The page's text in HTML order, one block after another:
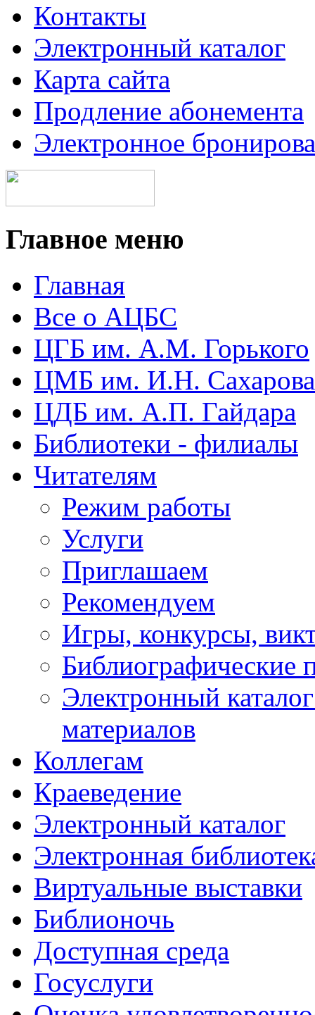
Контакты
Электронный каталог
Карта сайта
Продление абонемента
Электронное
Главное меню
Главная
Все о АЦБС
ЦГБ им. А.М. Горького
ЦМБ им. И.Н. Сахарова
ЦДБ им. А.П. Гайдара
Библиотеки - филиалы
Читателям
Режим работы
Услуги
Приглашаем
Рекомендуем
Игры, конкурсы,
Библиографические
Электронный
материалов
Коллегам
Краеведение
Электронный каталог
Электронная
Виртуальные выставки
Библионочь
Доступная среда
Госуслуги